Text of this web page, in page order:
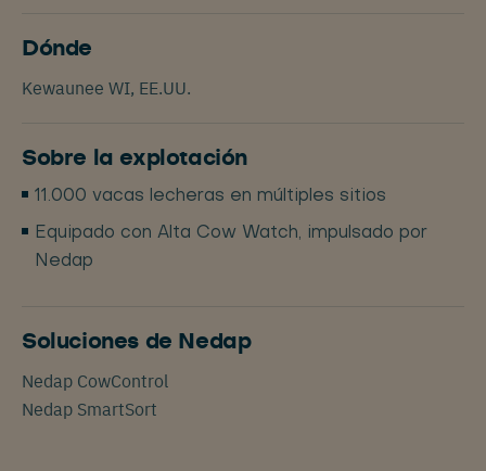
Dónde
Kewaunee WI, EE.UU.
Sobre la explotación
11.000 vacas lecheras en múltiples sitios
Equipado con Alta Cow Watch, impulsado por
Nedap
Soluciones de Nedap
Nedap CowControl
Nedap SmartSort